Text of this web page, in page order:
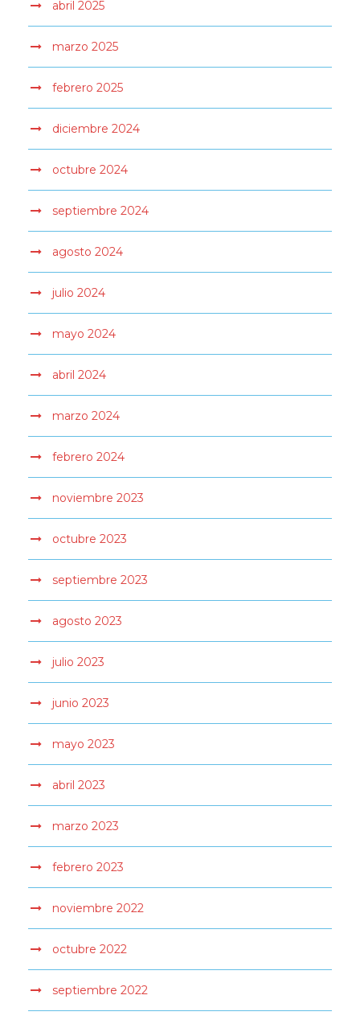
abril 2025
marzo 2025
febrero 2025
diciembre 2024
octubre 2024
septiembre 2024
agosto 2024
julio 2024
mayo 2024
abril 2024
marzo 2024
febrero 2024
noviembre 2023
octubre 2023
septiembre 2023
agosto 2023
julio 2023
junio 2023
mayo 2023
abril 2023
marzo 2023
febrero 2023
noviembre 2022
octubre 2022
septiembre 2022